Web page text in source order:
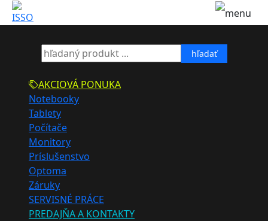
hľadať
AKCIOVÁ PONUKA
Notebooky
Tablety
Počítače
Monitory
Príslušenstvo
Optoma
Záruky
SERVISNÉ PRÁCE
PREDAJŇA A KONTAKTY